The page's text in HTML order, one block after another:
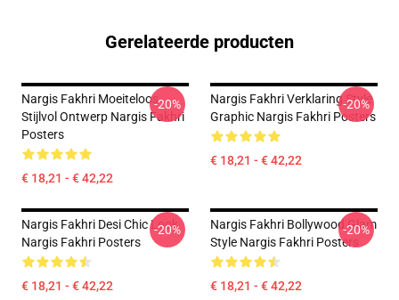
Gerelateerde producten
Nargis Fakhri Moeiteloos
Stijlvol Ontwerp Nargis Fakhri
Posters
€ 18,21 - € 42,22
-20%
Nargis Fakhri Verklaring Style
Graphic Nargis Fakhri Posters
€ 18,21 - € 42,22
-20%
Nargis Fakhri Desi Chic Look
Nargis Fakhri Posters
€ 18,21 - € 42,22
-20%
Nargis Fakhri Bollywood Glam
Style Nargis Fakhri Posters
€ 18,21 - € 42,22
-20%